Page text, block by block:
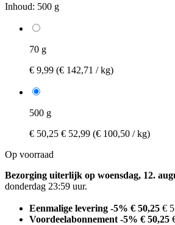
Inhoud: 500 g
70 g
€ 9,99 (€ 142,71 / kg)
500 g
€ 50,25 € 52,99 (€ 100,50 / kg)
Op voorraad
Bezorging uiterlijk op woensdag, 12.
donderdag 23:59 uur.
Eenmalige levering -5% € 50,25 €
Voordeelabonnement -5% € 50,25